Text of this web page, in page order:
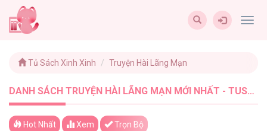
Tủ Sách Xinh Xinh Truyện Hài Lãng Mạn
DANH SÁCH TRUYỆN HÀI LÃNG MẠN MỚI NHẤT - TUSACHXINHXINH (5)
Hot Nhất Xem Trọn Bộ